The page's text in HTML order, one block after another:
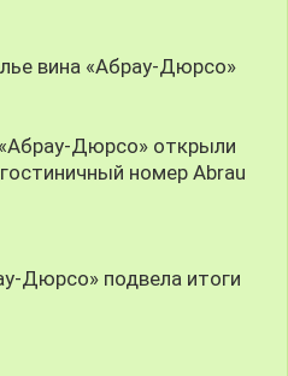
вина «Абрау-Дюрсо»
Дюрсо» открыли
номер Abrau
Дюрсо» подвела итоги